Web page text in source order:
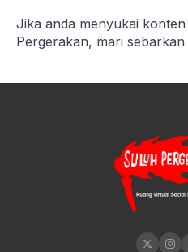
Jika anda menyukai
Pergerakan, mari